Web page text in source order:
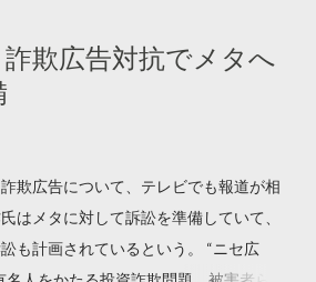
ja/insights/kakusan
欺広告対抗でメタへ
欺広告について、テレビでも報道が相
はメタに対して訴訟を準備していて、
も計画されているという。 “ニセ広